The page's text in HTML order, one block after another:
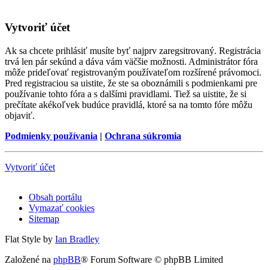
Vytvoriť účet
Ak sa chcete prihlásiť musíte byť najprv zaregsitrovaný. Registrácia
trvá len pár sekúnd a dáva vám väčšie možnosti. Administrátor fóra
môže prideľovať registrovaným používateľom rozšírené právomoci.
Pred registraciou sa uistite, že ste sa oboznámili s podmienkami pre
používanie tohto fóra a s dalšími pravidlami. Tiež sa uistite, že si
prečítate akékoľvek budúce pravidlá, ktoré sa na tomto fóre môžu
objaviť.
Podmienky používania | Ochrana súkromia
Vytvoriť účet
Obsah portálu
Vymazať cookies
Sitemap
Flat Style by Ian Bradley
Založené na phpBB® Forum Software © phpBB Limited